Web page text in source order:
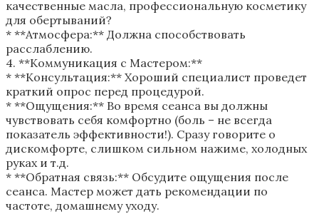
качественные масла, профессиональную косметику
для обертываний?
* **Атмосфера:** Должна способствовать
расслаблению.
4. **Коммуникация с Мастером:**
* **Консультация:** Хороший специалист проведет
краткий опрос перед процедурой.
* **Ощущения:** Во время сеанса вы должны
чувствовать себя комфортно (боль – не всегда
показатель эффективности!). Сразу говорите о
дискомфорте, слишком сильном нажиме, холодных
руках и т.д.
* **Обратная связь:** Обсудите ощущения после
сеанса. Мастер может дать рекомендации по
частоте, домашнему уходу.